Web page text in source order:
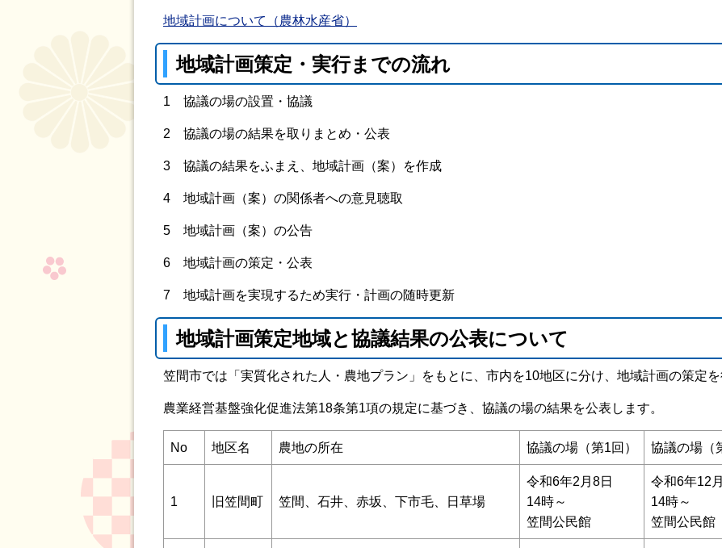
地域計画について（農林水産省）
地域計画策定・実行までの流れ
1 協議の場の設置・協議
2 協議の場の結果を取りまとめ・公表
3 協議の結果をふまえ、地域計画（案）を作成
4 地域計画（案）の関係者への意見聴取
5 地域計画（案）の公告
6 地域計画の策定・公表
7 地域計画を実現するため実行・計画の随時更新
地域計画策定地域と協議結果の公表について
笠間市では「実質化された人・農地プラン」をもとに、市内を10地区に分け、地域計画の策定を
農業経営基盤強化促進法第18条第1項の規定に基づき、協議の場の結果を公表します。
No 地区名 農地の所在 協議の場（第1回） 協議の場（
1 旧笠間町 笠間、石井、赤坂、下市毛、日草場
令和6年2月8日
14時～
笠間公民館
令和6年12
14時～
笠間公民館